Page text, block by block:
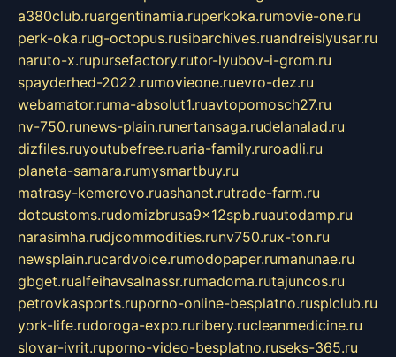
a380club.ruargentinamia.ruperkoka.rumovie-one.ru
perk-oka.rug-octopus.rusibarchives.ruandreislyusar.ru
naruto-x.rupursefactory.rutor-lyubov-i-grom.ru
spayderhed-2022.rumovieone.ruevro-dez.ru
webamator.ruma-absolut1.ruavtopomosch27.ru
nv-750.runews-plain.runertansaga.rudelanalad.ru
dizfiles.ruyoutubefree.ruaria-family.ruroadli.ru
planeta-samara.rumysmartbuy.ru
matrasy-kemerovo.ruashanet.rutrade-farm.ru
dotcustoms.rudomizbrusa9x12spb.ruautodamp.ru
narasimha.rudjcommodities.runv750.rux-ton.ru
newsplain.rucardvoice.rumodopaper.rumanunae.ru
gbget.rualfeihavsalnassr.rumadoma.rutajuncos.ru
petrovkasports.ruporno-online-besplatno.rusplclub.ru
york-life.rudoroga-expo.ruribery.rucleanmedicine.ru
slovar-ivrit.ruporno-video-besplatno.ruseks-365.ru